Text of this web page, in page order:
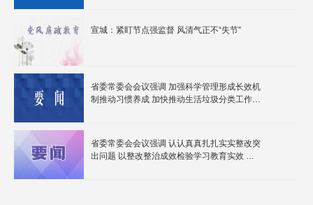
宣城：紧盯节点强监督 风清气正不“失节”
省委常委会会议强调 加强科学管理形成长效机
制推动习惯养成 加快推动生活垃圾分类工作提
省委常委会会议强调 认认真真扎扎实实整改突
出问题 以整改整治成效检验学习教育实效 梁